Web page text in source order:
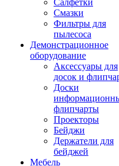
Салфетки
Смазки
Фильтры для
пылесоса
Демонстрационное
оборудование
Аксессуары для
досок и
Доски
флипчарты
Проекторы
Бейджи
Держатели для
бейджей
Мебель